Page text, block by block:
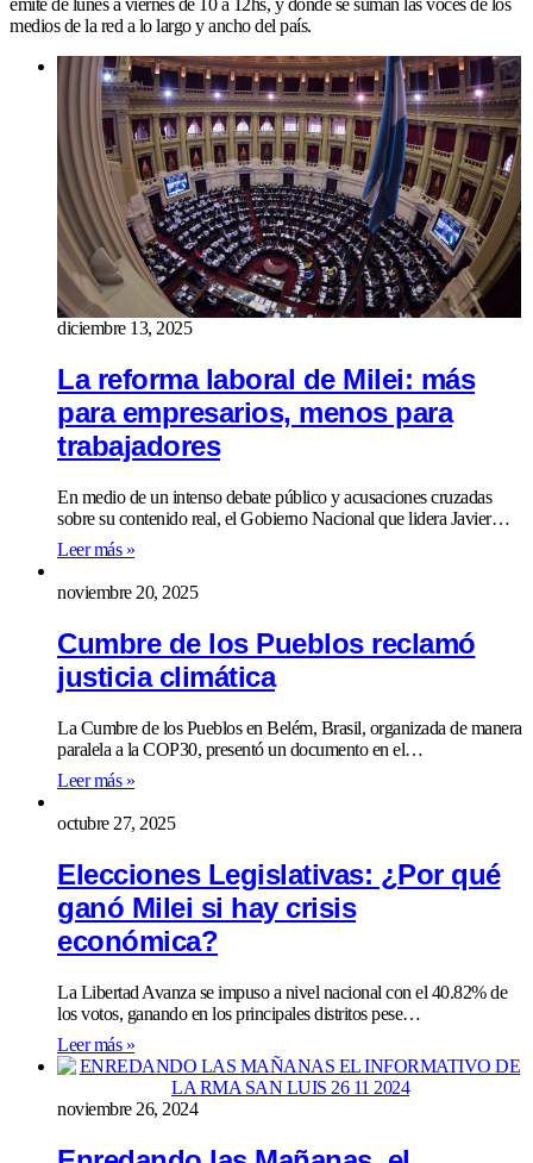
emite de lunes a viernes de 10 a 12hs, y donde se suman las voces de los
medios de la red a lo largo y ancho del país.
diciembre 13, 2025
La reforma laboral de Milei: más
para empresarios, menos para
trabajadores
En medio de un intenso debate público y acusaciones cruzadas
sobre su contenido real, el Gobierno Nacional que lidera Javier…
Leer más »
noviembre 20, 2025
Cumbre de los Pueblos reclamó
justicia climática
La Cumbre de los Pueblos en Belém, Brasil, organizada de manera
paralela a la COP30, presentó un documento en el…
Leer más »
octubre 27, 2025
Elecciones Legislativas: ¿Por qué
ganó Milei si hay crisis
económica?
La Libertad Avanza se impuso a nivel nacional con el 40.82% de
los votos, ganando en los principales distritos pese…
Leer más »
noviembre 26, 2024